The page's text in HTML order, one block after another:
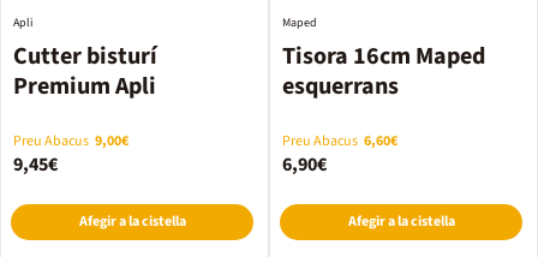
Cutter bisturí
Premium Apli
Apli
Preu Abacus 9,00€
9,45€
Afegir a la cistella
Tisora 16cm Maped
esquerrans
Maped
Preu Abacus 6,60€
6,90€
Afegir a la cistella